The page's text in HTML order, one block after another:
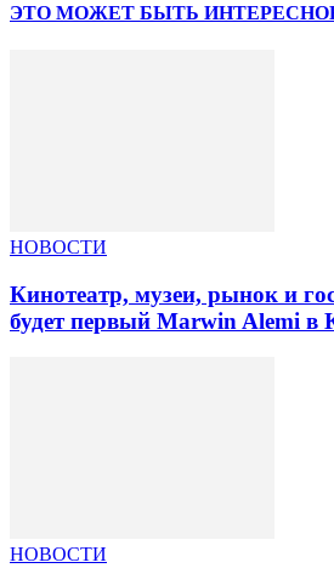
ЭТО МОЖЕТ БЫТЬ ИНТЕРЕСНО
НОВОСТИ
Кинотеатр, музеи, рынок и
будет первый Marwin Alemi в
НОВОСТИ